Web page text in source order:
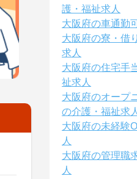
護・福祉求人
大阪府の車通勤
大阪府の寮・借
求人
大阪府の住宅手
祉求人
大阪府のオープ
の介護・福祉求人
大阪府の未経験
人
大阪府の管理職
人